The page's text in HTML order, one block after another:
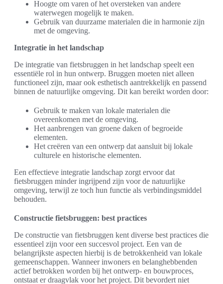
Hoogte om varen of het oversteken van andere
waterwegen mogelijk te maken.
Gebruik van duurzame materialen die in harmonie zijn
met de omgeving.
Integratie in het landschap
De integratie van fietsbruggen in het landschap speelt een
essentiële rol in hun ontwerp. Bruggen moeten niet alleen
functioneel zijn, maar ook esthetisch aantrekkelijk en passend
binnen de natuurlijke omgeving. Dit kan bereikt worden door:
Gebruik te maken van lokale materialen die
overeenkomen met de omgeving.
Het aanbrengen van groene daken of begroeide
elementen.
Het creëren van een ontwerp dat aansluit bij lokale
culturele en historische elementen.
Een effectieve integratie landschap zorgt ervoor dat
fietsbruggen minder ingrijpend zijn voor de natuurlijke
omgeving, terwijl ze toch hun functie als verbindingsmiddel
behouden.
Constructie fietsbruggen: best practices
De constructie van fietsbruggen kent diverse best practices die
essentieel zijn voor een succesvol project. Een van de
belangrijkste aspecten hierbij is de betrokkenheid van lokale
gemeenschappen. Wanneer inwoners en belanghebbenden
actief betrokken worden bij het ontwerp- en bouwproces,
ontstaat er draagvlak voor het project. Dit bevordert niet